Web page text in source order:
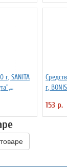
г, SANITA
г,
153 р.